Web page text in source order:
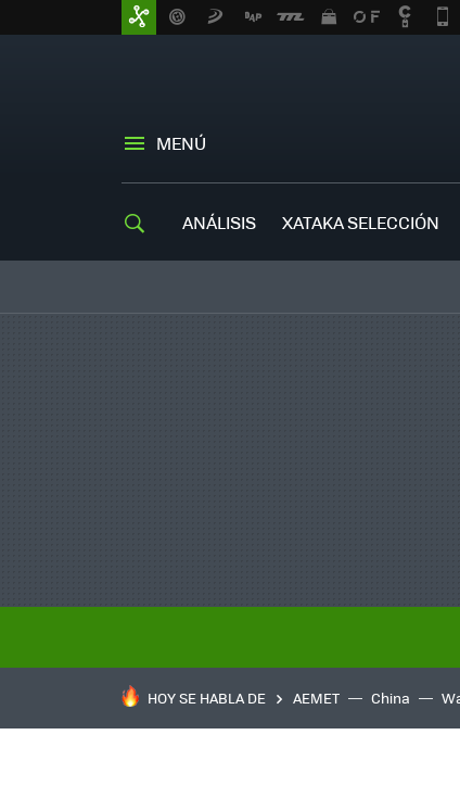
MENÚ
ANÁLISIS XATAKA SELECCIÓN
HOY SE HABLA DE AEMET China